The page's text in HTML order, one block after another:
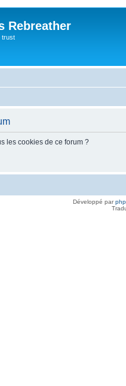
Rebreather
trust
les cookies de ce forum ?
Développé par